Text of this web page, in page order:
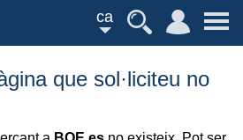
ca
que sol·liciteu no